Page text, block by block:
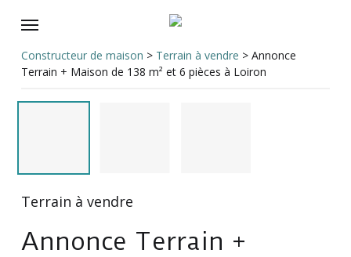
main
content
Menu
Constructeur de maison > Terrain à vendre > Annonce
Terrain + Maison de 138 m² et 6 pièces à Loiron
Terrain à vendre
Annonce Terrain +